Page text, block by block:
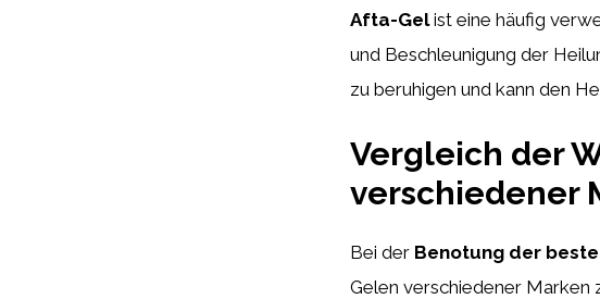
Afta-Gelist eine häufig
und Beschleunigung der
zu beruhigen und kann den
Vergleich der
verschiedener
Bei der Benotung der
Gelen verschiedener Marken